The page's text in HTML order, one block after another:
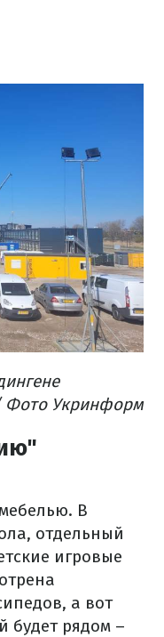
Фото Укринформ
В
отдельный
игровые
а вот
будет рядом –